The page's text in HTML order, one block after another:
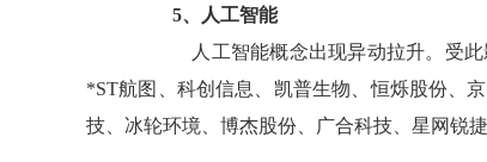
5、人工智能
人工智能概念出现异动拉升。受此
*ST航图、科创信息、凯普生物、恒烁股份、
技、冰轮环境、博杰股份、广合科技、星网锐